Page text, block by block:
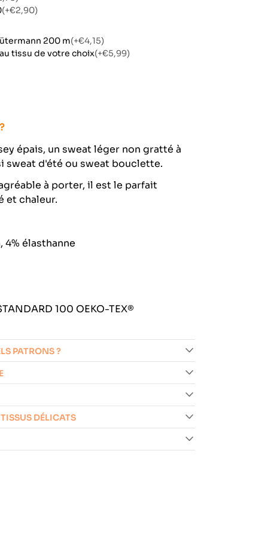
(+€2,90)
200 m(+€4,15)
tissu de votre choix(+€5,99)
épais, un sweat léger non gratté à
sweat d'été ou sweat bouclette.
à porter, il est le parfait
et chaleur.
4% élasthanne
100 OEKO-TEX®
PATRONS ?
DÉLICATS